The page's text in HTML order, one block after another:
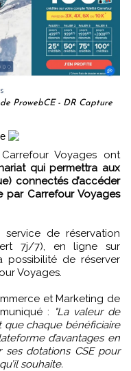
ProwebCE - DR Capture
qui permettra aux
connectés d’accéder
par Carrefour Voyages
service de réservation
7j/7), en ligne sur
possibilité de réserver
Voyages.
et Marketing de
:
"La valeur de
que chaque bénéficiaire
d’avantages en
ses dotations CSE pour
souhaite.